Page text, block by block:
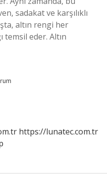
sadakat ve karşılıklı
altın rengi her
temsil eder. Altın
https://lunatec.com.tr